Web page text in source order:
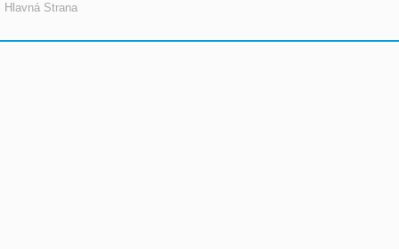
Hlavná Strana